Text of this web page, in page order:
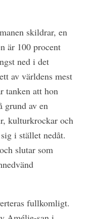
skildrar, en
är 100 procent
ned i det
av världens mest
tanken att hon
grund av en
kulturkrockar och
i stället nedåt.
slutar som
fullkomligt.